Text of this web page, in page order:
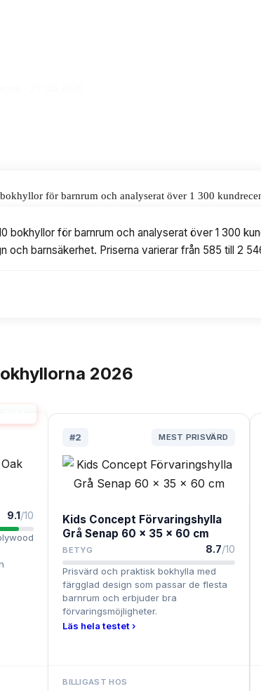
för barnrum och analyserat över 1 300
bokhyllor för barnrum och analyserat över 1 300
och barnsäkerhet. Priserna varierar från 585 till 2
2026
9.1/10
#2 MEST PRISVÄRD
Kids Concept Förvaringshylla
Grå Senap 60 x 35 x 60 cm
BETYG 8.7/10
Prisvärd och praktisk bokhylla med
färgglad design som passar de flesta
barnrum och erbjuder bra
förvaringsmöjligheter.
Läs hela testet ›
BILLIGAST HOS